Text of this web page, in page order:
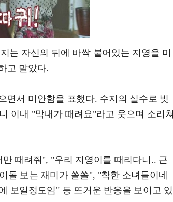
는 자신의 뒤에 바싹 붙어있는 지영을 미
고 말았다.
면서 미안함을 표했다. 수지의 실수로 빗
이내 "막내가 때려요"라고 웃으며 소리쳐
때려줘", "우리 지영이를 때리다니.. 근
돌 보는 재미가 쏠쏠", "착한 소녀들이네
보일정도임" 등 뜨거운 반응을 보이고 있